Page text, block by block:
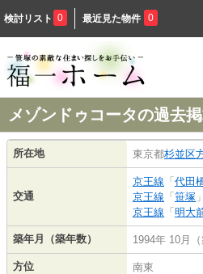
検討リスト 0 最近見た物件 0
メゾンドゥコータの過去
所在地 東京都杉並区
交通
京王線 「代田
京王線 「笹塚
京王線 「明大
築年月（築年数） 1994年 10月（
方位 南東